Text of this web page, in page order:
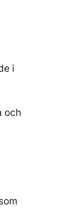
i
och